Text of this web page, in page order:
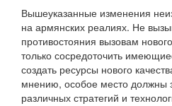
Вышеуказанные изменения
на армянских реалиях. Не
противостояния вызовам
только сосредоточить
создать ресурсы нового
мнению, особое место должны
различных стратегий и